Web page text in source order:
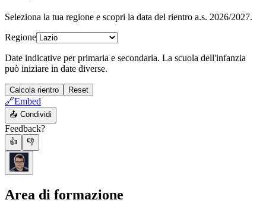
Seleziona la tua regione e scopri la data del rientro a.s. 2026/2027.
Regione
Date indicative per primaria e secondaria. La scuola dell'infanzia
può iniziare in date diverse.
Calcola rientro Reset
🔗Embed
📤 Condividi
Feedback?
👍 👎
Area di formazione